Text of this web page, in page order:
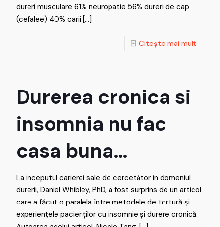
dureri musculare 61% neuropatie 56% dureri de cap
(cefalee) 40% carii […]
Citește mai mult
Durerea cronica si
insomnia nu fac
casa buna…
La inceputul carierei sale de cercetător in domeniul
durerii, Daniel Whibley, PhD, a fost surprins de un articol
care a făcut o paralela între metodele de tortură și
experiențele pacienților cu insomnie și durere cronică.